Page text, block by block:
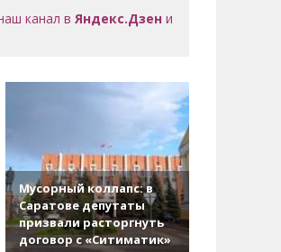
канал вЯндекс.Дзен и
Мусорный коллапс: в
Саратове депутаты
призвали расторгнуть
договор с «Ситиматик»